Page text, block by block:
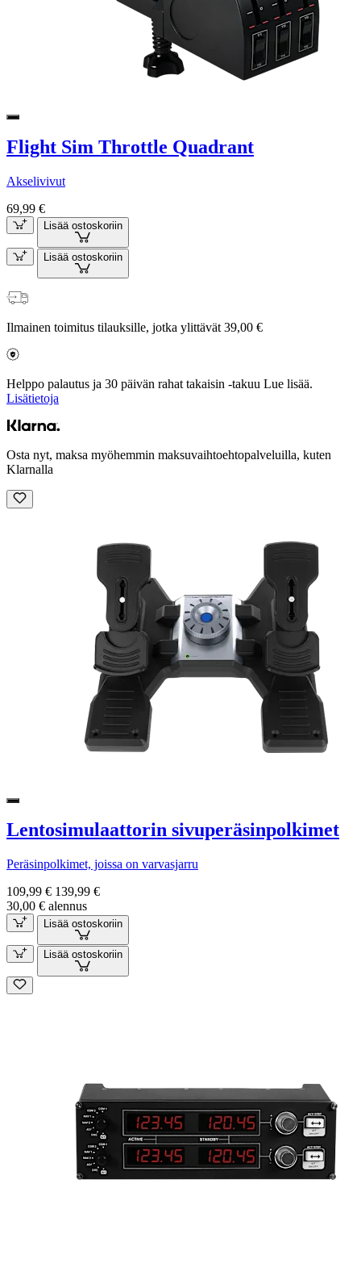
Flight Sim Throttle Quadrant
Akselivivut
69,99 €
Lisää ostoskoriin
Lisää ostoskoriin
Ilmainen toimitus tilauksille, jotka ylittävät 39,00 €
Helppo palautus ja 30 päivän rahat takaisin -takuu Lue lisää.
Lisätietoja
Osta nyt, maksa myöhemmin maksuvaihtoehtopalveluilla, kuten
Klarnalla
Lentosimulaattorin sivuperäsinpolkimet
Peräsinpolkimet, joissa on varvasjarru
109,99 € 139,99 €
30,00 € alennus
Lisää ostoskoriin
Lisää ostoskoriin